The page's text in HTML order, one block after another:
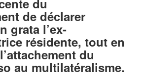
de déclarer
grata l’ex-
résidente, tout en
du
au multilatéralisme.